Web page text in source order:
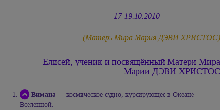
17-19.10.2010
(Матерь МираМария ДЭВИ ХРИСТОС)
Елисей, ученик и посвящённый Матери Мира
Марии ДЭВИ ХРИСТОС
Вимана — космическое судно, курсирующее в Океане
Вселенной.